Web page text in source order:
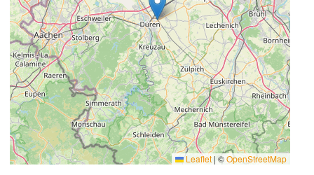
Leaflet | ©OpenStreetMap